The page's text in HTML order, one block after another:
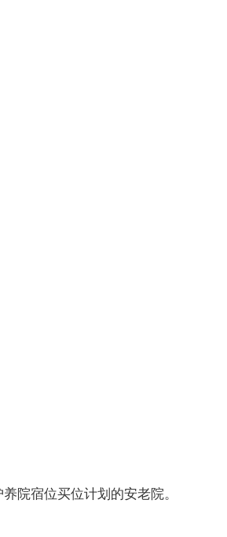
院宿位买位计划的安老院。